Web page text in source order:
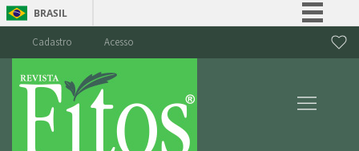
BRASIL
Cadastro Acesso